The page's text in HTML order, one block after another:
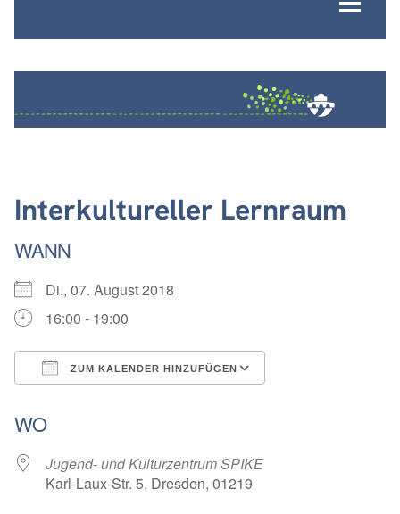
Interkultureller Lernraum
WANN
Di., 07. August 2018
16:00 - 19:00
ZUM KALENDER HINZUFÜGEN
WO
Jugend- und Kulturzentrum SPIKE
Karl-Laux-Str. 5, Dresden, 01219